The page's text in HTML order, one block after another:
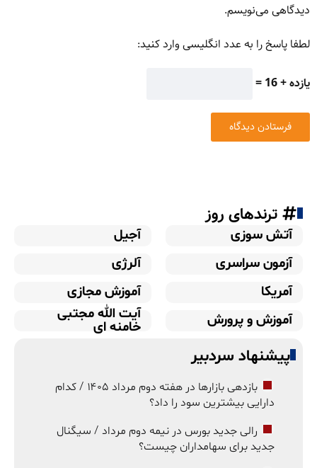
دیدگاهی می‌نویسم.
لطفا پاسخ را به عدد انگلیسی وارد کنید:
یازده + 16 =
ترندهای روز
آتش سوزی
آجیل
آزمون سراسری
آلرژی
آمریکا
آموزش مجازی
آموزش و پرورش
آیت الله مجتبی
خامنه ای
پیشنهاد سردبیر
بازدهی بازارها در هفته دوم مرداد ۱۴۰۵ / کدام
دارایی بیشترین سود را داد؟
رالی جدید بورس در نیمه دوم مرداد / سیگنال
جدید برای سهامداران چیست؟